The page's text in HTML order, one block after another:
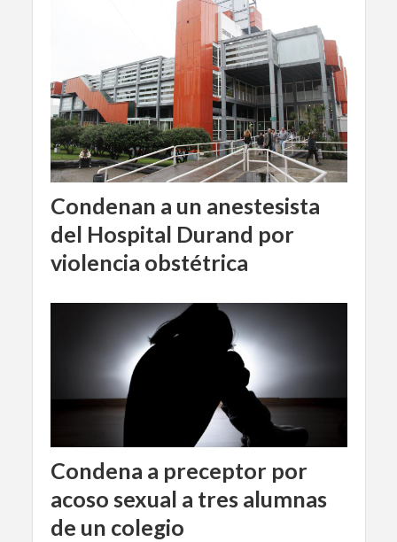
Condenan a un anestesista
del Hospital Durand por
violencia obstétrica
Condena a preceptor por
acoso sexual a tres alumnas
de un colegio